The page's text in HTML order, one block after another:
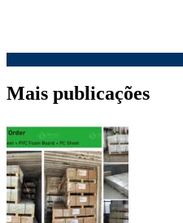
Mais publicações